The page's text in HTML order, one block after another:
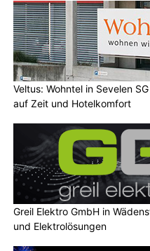
Veltus: Wohntel in Sevelen
auf Zeit und Hotelkomfort
Greil Elektro GmbH in
und Elektrolösungen